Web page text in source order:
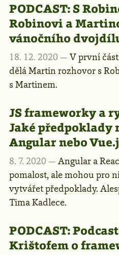
PODCAST:S
Robinovi a
vánočního
18. 12. 2020 — V první
dělá Martin rozhovor s
s Martinem.
JS frameworky a
Jaké předpoklady
Angular nebo
8. 7. 2020 — Angular a
pomalost, ale mohou pro
vytvářet předpoklady.
Tima Kadlece.
PODCAST:
Krištofem o